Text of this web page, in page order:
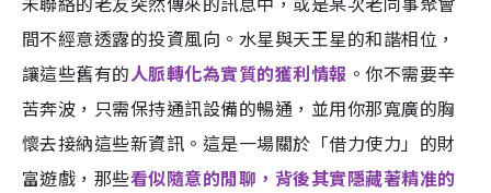
間不經意透露的投資風向。水星與天王星的和諧相位，
讓這些舊有的人脈轉化為實質的獲利情報 。你不需要辛
苦奔波，只需保持通訊設備的暢通，並用你那寬廣的胸
懷去接納這些新資訊。這是一場關於「借力使力」的財
富遊戲，那些看似隨意的閒聊，背後其實隱藏著精准的